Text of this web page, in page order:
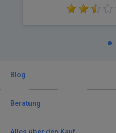
Blog
Beratung